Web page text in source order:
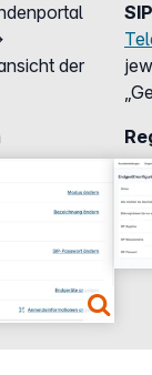
der